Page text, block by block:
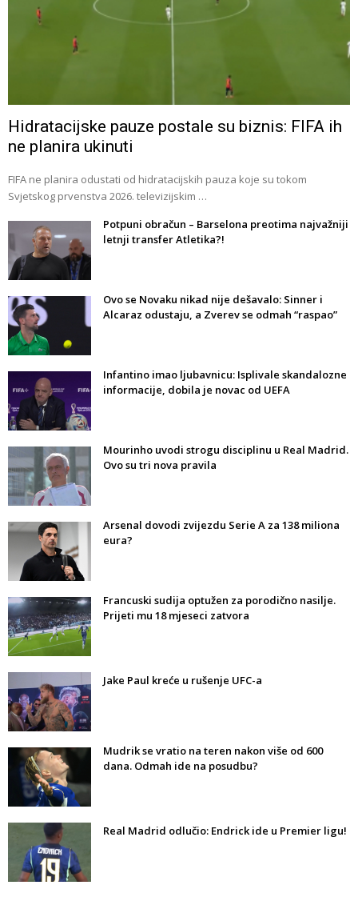
Hidratacijske pauze postale su biznis: FIFA ih
ne planira ukinuti
FIFA ne planira odustati od hidratacijskih pauza koje su tokom
Svjetskog prvenstva 2026. televizijskim …
Potpuni obračun – Barselona preotima najvažniji
letnji transfer Atletika?!
Ovo se Novaku nikad nije dešavalo: Sinner i
Alcaraz odustaju, a Zverev se odmah “raspao”
Infantino imao ljubavnicu: Isplivale skandalozne
informacije, dobila je novac od UEFA
Mourinho uvodi strogu disciplinu u Real Madrid.
Ovo su tri nova pravila
Arsenal dovodi zvijezdu Serie A za 138 miliona
eura?
Francuski sudija optužen za porodično nasilje.
Prijeti mu 18 mjeseci zatvora
Jake Paul kreće u rušenje UFC-a
Mudrik se vratio na teren nakon više od 600
dana. Odmah ide na posudbu?
Real Madrid odlučio: Endrick ide u Premier ligu!